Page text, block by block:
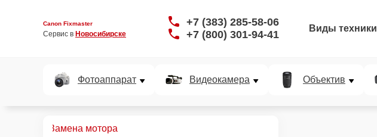
Canon Fixmaster
Сервис в Новосибирске
+7 (383) 285-58-06
+7 (800) 301-94-41
Виды техники
Фотоаппарат Видеокамера Объектив
Замена мотора